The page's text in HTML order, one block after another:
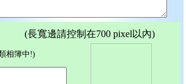
(長寬邊請控制在700 pixel以內)
相簿中!)